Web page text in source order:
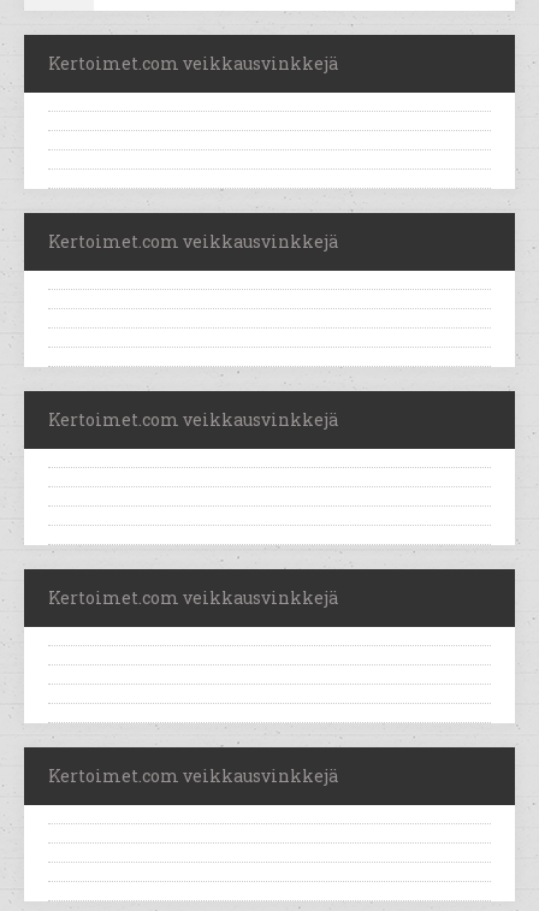
Kertoimet.com veikkausvinkkejä
Kertoimet.com veikkausvinkkejä
Kertoimet.com veikkausvinkkejä
Kertoimet.com veikkausvinkkejä
Kertoimet.com veikkausvinkkejä